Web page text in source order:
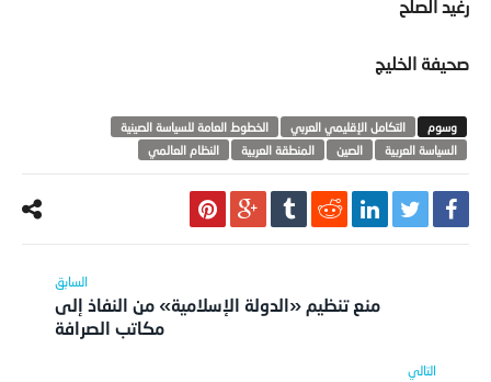
رغيد الصلح
صحيفة الخليج
التكامل الإقليمي العربي
الخطوط العامة للسياسة الصينية
السياسة العربية
الصين المنطقة العربية النظام العالمي
منع تنظيم «الدولة الإسلامية» من النفاذ إلى
مكاتب الصرافة